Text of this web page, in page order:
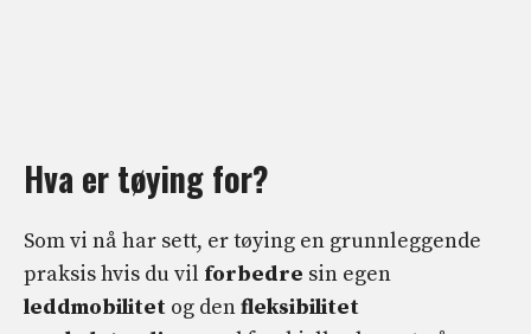
Hva er tøying for?
Som vi nå har sett, er tøying en grunnleggende
praksis hvis du vil forbedre sin egen
leddmobilitet og denfleksibilitet